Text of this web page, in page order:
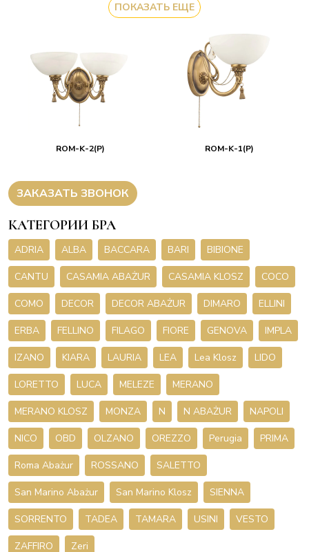
ПОКАЗАТЬ ЕЩЕ
ROM-K-2(P) ROM-K-1(P)
ЗАКАЗАТЬ ЗВОНОК
КАТЕГОРИИ БРА
ADRIA ALBA BACCARA BARI BIBIONE
CANTU CASAMIA ABAŻUR CASAMIA KLOSZ COCO
COMO DECOR DECOR ABAŻUR DIMARO ELLINI
ERBA FELLINO FILAGO FIORE GENOVA IMPLA
IZANO KIARA LAURIA LEA Lea Klosz LIDO
LORETTO LUCA MELEZE MERANO
MERANO KLOSZ MONZA N N ABAŻUR NAPOLI
NICO OBD OLZANO OREZZO Perugia PRIMA
Roma Abażur ROSSANO SALETTO
San Marino Abażur San Marino Klosz SIENNA
SORRENTO TADEA TAMARA USINI VESTO
ZAFFIRO Zeri